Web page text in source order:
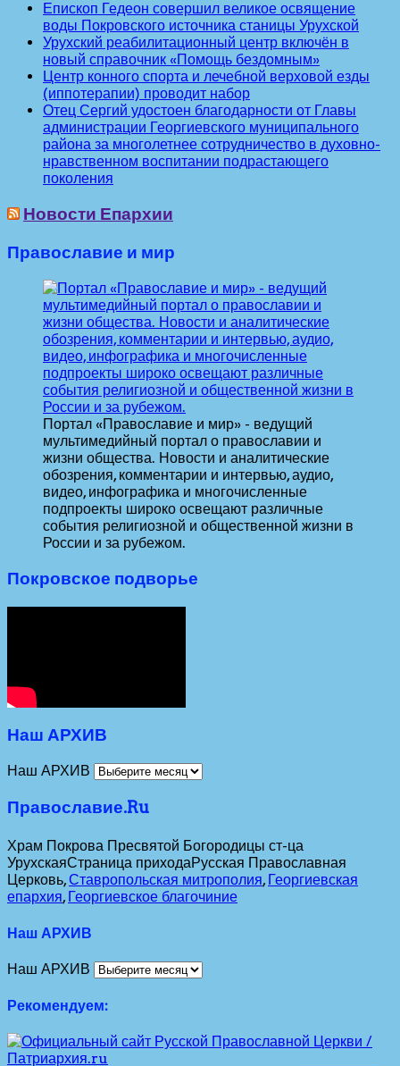
Епископ Гедеон совершил великое освящение
воды Покровского источника станицы Урухской
Урухский реабилитационный центр включён в
новый справочник «Помощь бездомным»
Центр конного спорта и лечебной верховой езды
(иппотерапии) проводит набор
Отец Сергий удостоен благодарности от Главы
администрации Георгиевского муниципального
района за многолетнее сотрудничество в духовно-
нравственном воспитании подрастающего
поколения
Новости Епархии
Православие и мир
Портал «Православие и мир» - ведущий
мультимедийный портал о православии и
жизни общества. Новости и аналитические
обозрения, комментарии и интервью, аудио,
видео, инфографика и многочисленные
подпроекты широко освещают различные
события религиозной и общественной жизни в
России и за рубежом.
Покровское подворье
Наш АРХИВ
Наш АРХИВ
Православие.Ru
Храм Покрова Пресвятой Богородицы ст-ца
УрухскаяСтраница приходаРусская Православная
Церковь,Ставропольская митрополия, Георгиевская
епархия, Георгиевское благочиние
Наш АРХИВ
Наш АРХИВ
Рекомендуем: